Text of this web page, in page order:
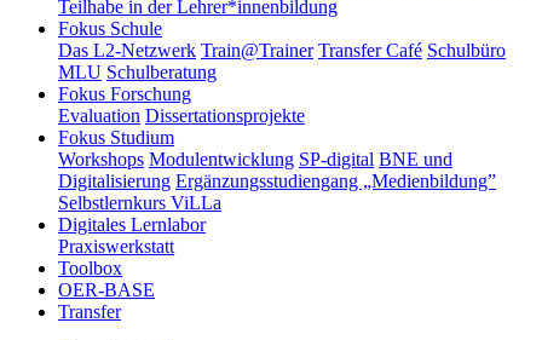
Teilhabe in der Lehrer*innenbildung
Fokus Schule
Das L2-Netzwerk Train@Trainer Transfer Café Schulbüro
MLU Schulberatung
Fokus Forschung
Evaluation Dissertationsprojekte
Fokus Studium
Workshops Modulentwicklung SP-digital BNE und
Digitalisierung Ergänzungsstudiengang „Medienbildung”
Selbstlernkurs ViLLa
Digitales Lernlabor
Praxiswerkstatt
Toolbox
OER-BASE
Transfer